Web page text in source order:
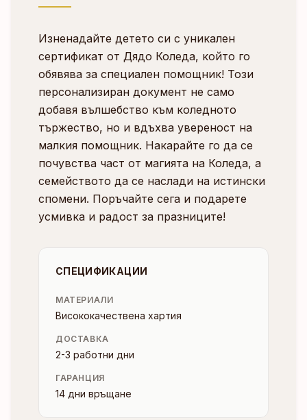
Изненадайте детето си с уникален
сертификат от Дядо Коледа, който го
обявява за специален помощник! Този
персонализиран документ не само
добавя вълшебство към коледното
тържество, но и вдъхва увереност на
малкия помощник. Накарайте го да се
почувства част от магията на Коледа, а
семейството да се наслади на истински
спомени. Поръчайте сега и подарете
усмивка и радост за празниците!
СПЕЦИФИКАЦИИ
МАТЕРИАЛИ
Висококачествена хартия
ДОСТАВКА
2-3 работни дни
ГАРАНЦИЯ
14 дни връщане